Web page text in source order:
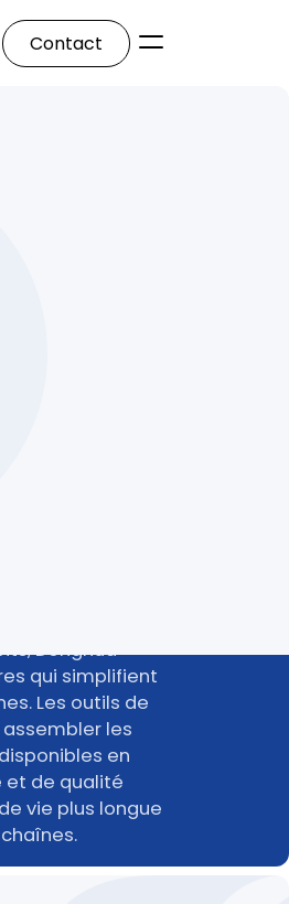
Contact
Donghua
qui simplifient
Les outils de
les
en
et de qualité
vie plus longue